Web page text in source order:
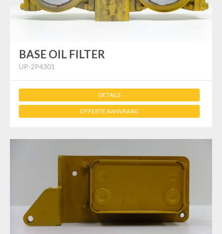
BASE OIL FILTER
UP-2P4301
DETAILS
OFFERTE AANVRAAG